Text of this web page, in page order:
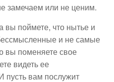
замечаем или не ценим.
вы поймете, что нытье и
и не самые
вы поменяете свое
видеть ее
пусть вам послужит